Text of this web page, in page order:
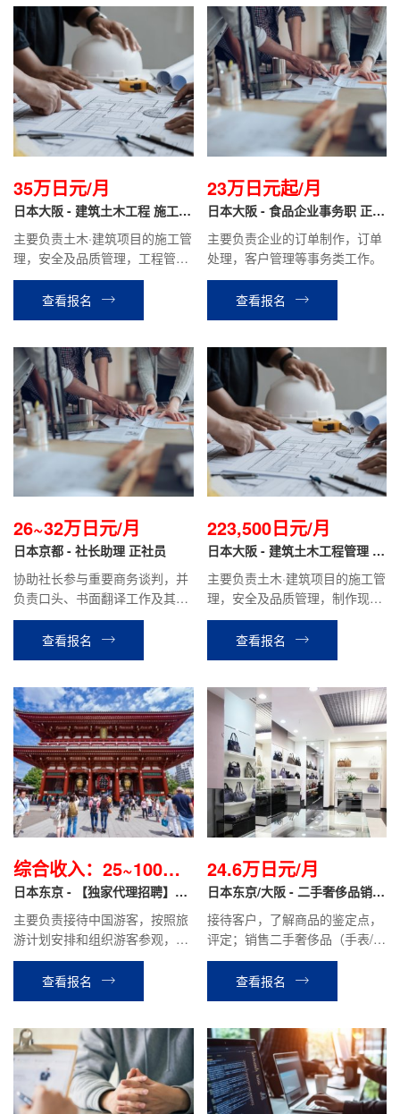
35万日元/月
日本大阪 - 建筑土木工程 施工管
主要负责土木·建筑项目的施工管
理，安全及品质管理，工程管
理，图纸及相关资料的制作。
查看报名
23万日元起/月
日本大阪 - 食品企业事务职 正社
主要负责企业的订单制作，订单
处理，客户管理等事务类工作。
查看报名
26~32万日元/月
日本京都 - 社长助理 正社员
协助社长参与重要商务谈判，并
负责口头、书面翻译工作及其他
资料的撰写；协助处理银行，行
政，财务相关业务；协助日本商
业信息的收集及业务拓展，做好
查看报名
223,500日元/月
日本大阪 - 建筑土木工程管理 正
社员
主要负责土木·建筑项目的施工管
理，安全及品质管理，制作现场
的施工计划书、报价单、检查报
告等，材料分配管理等业务。
查看报名
综合收入：25~100万
日元不等/月
日本东京 - 【独家代理招聘】导
游职
主要负责接待中国游客，按照旅
游计划安排和组织游客参观，游
览。介绍景点特色，管理游客的
交通，食宿等。协助处理游客在
旅途中遇到的问题。
查看报名
24.6万日元/月
日本东京/大阪 - 二手奢侈品销售
翻译 正社员
接待客户，了解商品的鉴定点，
评定；销售二手奢侈品（手表/服
装/包/宝石/首饰等）；运用
Instagram·TikTok进行SNS宣
传；商品库存管理等工作。
查看报名